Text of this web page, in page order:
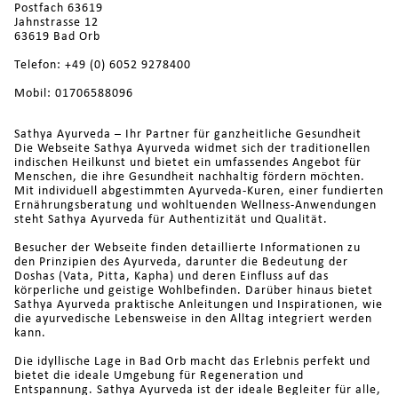
Postfach 63619
Jahnstrasse 12
63619 Bad Orb
Telefon: +49 (0) 6052 9278400
Mobil: 01706588096
Sathya Ayurveda – Ihr Partner für ganzheitliche Gesundheit
Die Webseite Sathya Ayurveda widmet sich der traditionellen
indischen Heilkunst und bietet ein umfassendes Angebot für
Menschen, die ihre Gesundheit nachhaltig fördern möchten.
Mit individuell abgestimmten Ayurveda-Kuren, einer fundierten
Ernährungsberatung und wohltuenden Wellness-Anwendungen
steht Sathya Ayurveda für Authentizität und Qualität.
Besucher der Webseite finden detaillierte Informationen zu
den Prinzipien des Ayurveda, darunter die Bedeutung der
Doshas (Vata, Pitta, Kapha) und deren Einfluss auf das
körperliche und geistige Wohlbefinden. Darüber hinaus bietet
Sathya Ayurveda praktische Anleitungen und Inspirationen, wie
die ayurvedische Lebensweise in den Alltag integriert werden
kann.
Die idyllische Lage in Bad Orb macht das Erlebnis perfekt und
bietet die ideale Umgebung für Regeneration und
Entspannung. Sathya Ayurveda ist der ideale Begleiter für alle,